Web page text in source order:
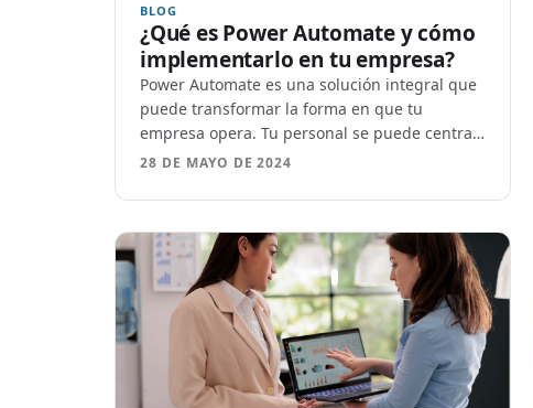
BLOG
¿Qué es Power Automate y cómo
implementarlo en tu empresa?
Power Automate es una solución integral que
puede transformar la forma en que tu
empresa opera. Tu personal se puede centrar
en actividades de mayor valor.
28 DE MAYO DE 2024